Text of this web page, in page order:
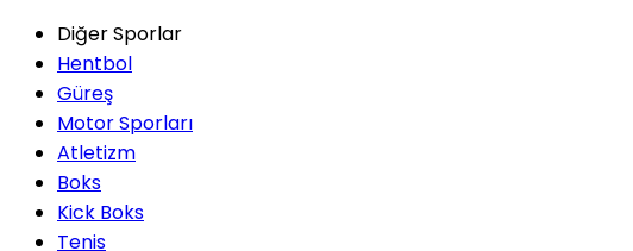
Diğer Sporlar
Hentbol
Güreş
Motor Sporları
Atletizm
Boks
Kick Boks
Tenis